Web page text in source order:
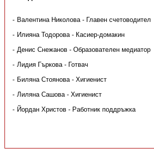
Валентина Николова - Главен счетоводител
Илияна Тодорова - Касиер-домакин
Денис Снежанов - Образователен медиатор
Лидия Гъркова - Готвач
Биляна Стоянова - Хигиенист
Лиляна Сашова - Хигиенист
Йордан Христов - Работник поддръжка